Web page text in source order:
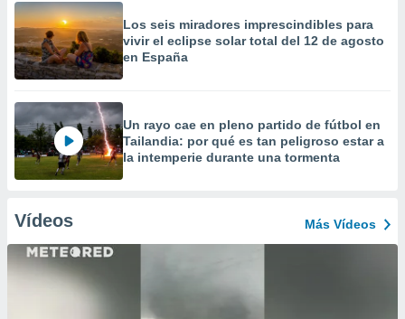
Los seis miradores imprescindibles para
vivir el eclipse solar total del 12 de agosto
en España
Un rayo cae en pleno partido de fútbol en
Tailandia: por qué es tan peligroso estar a
la intemperie durante una tormenta
Vídeos Más Vídeos